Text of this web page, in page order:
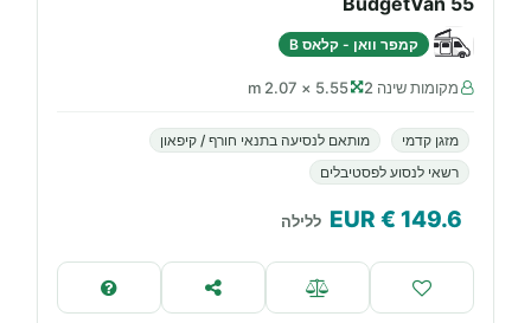
קמפר וואן - קלאס B
מקומות שינה 2 5.55 × 2.07 m
מזגן קדמי
מותאם לנסיעה בתנאי חורף / קיפאון
רשאי לנסוע לפסטיבלים
149.6
€ EUR ללילה